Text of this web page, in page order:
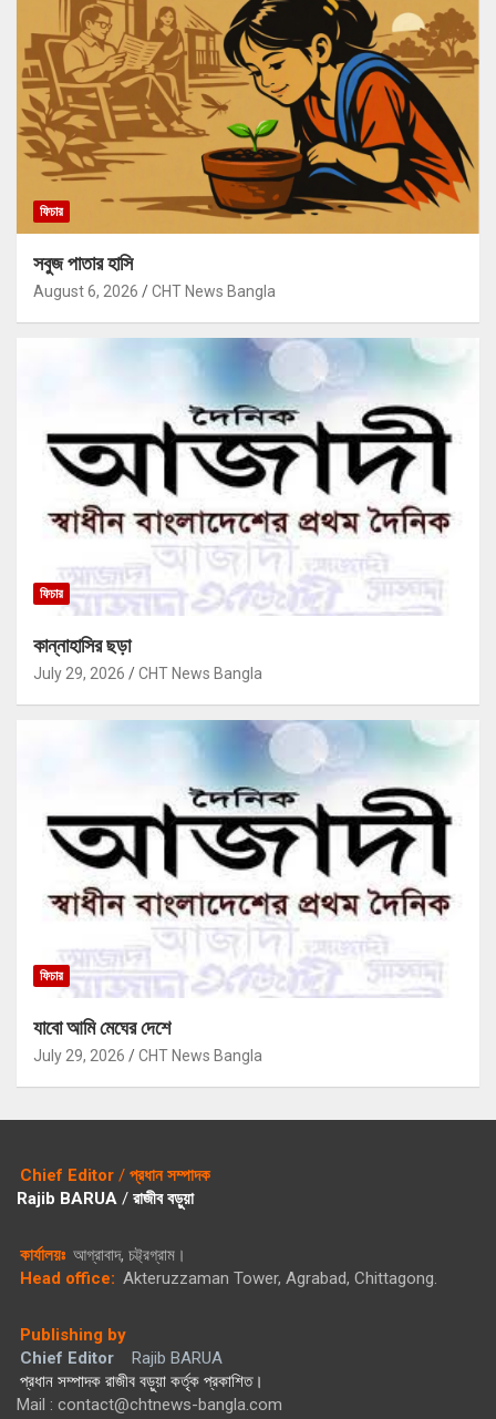
ফিচার
সবুজ পাতার হাসি
August 6, 2026 CHT News Bangla
ফিচার
কান্নাহাসির ছড়া
July 29, 2026 CHT News Bangla
ফিচার
যাবো আমি মেঘের দেশে
July 29, 2026 CHT News Bangla
Chief Editor / প্রধান সম্পাদক
Rajib BARUA / রাজীব বড়ুয়া
কার্যালয়ঃ আগ্রাবাদ, চট্ট্রগ্রাম।
Head office: Akteruzzaman Tower, Agrabad, Chittagong.
Publishing by
Chief Editor
Rajib BARUA
প্রধান সম্পাদক রাজীব বড়ুয়া কর্তৃক প্রকাশিত।
Mail : contact@chtnews-bangla.com